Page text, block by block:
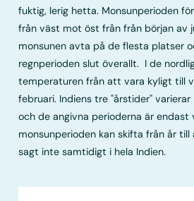
fuktig, lerig hetta. Monsunperioden
från väst mot öst från från början av
monsunen avta på de flesta platser
regnperioden slut överallt. I de
temperaturen från att vara kyligt till
februari. Indiens tre "årstider"
och de angivna perioderna är endast
monsunperioden kan skifta från år till
sagt inte samtidigt i hela Indien.